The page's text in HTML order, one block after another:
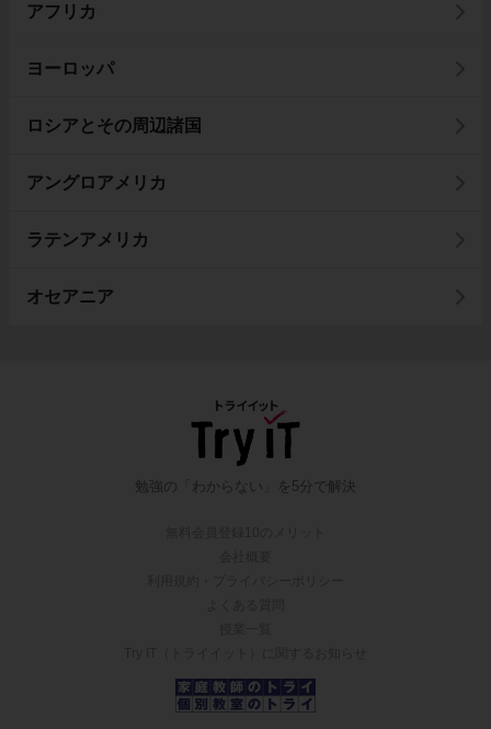
アフリカ
ヨーロッパ
ロシアとその周辺諸国
アングロアメリカ
ラテンアメリカ
オセアニア
勉強の「わからない」を5分で解決